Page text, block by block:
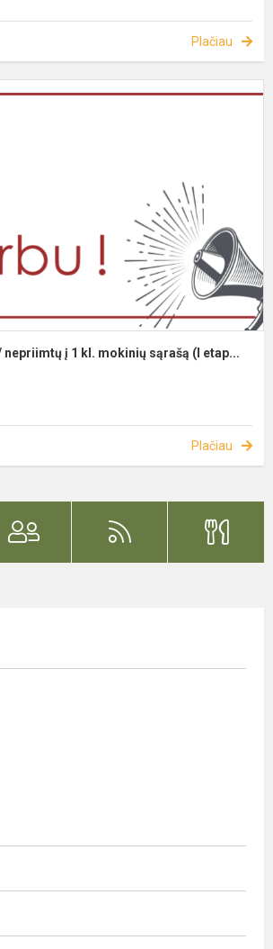
Plačiau
į 1 kl. mokinių sąrašą (I etap...
Plačiau